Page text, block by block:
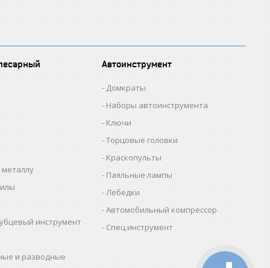
инструмент
и разводные
Автоинструмент
Домкраты
Наборы автоинструмента
Ключи
Торцовые головки
Краскопульты
Паяльные лампы
Лебедки
Автомобильный компрессор
Спец.инструмент